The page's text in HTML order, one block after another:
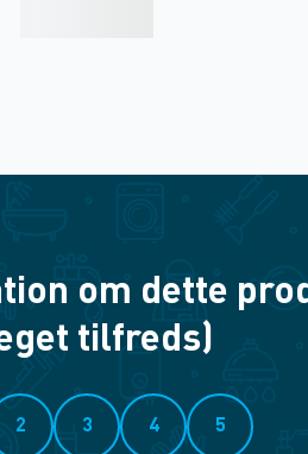
om dette
tilfreds)
2 3 4 5